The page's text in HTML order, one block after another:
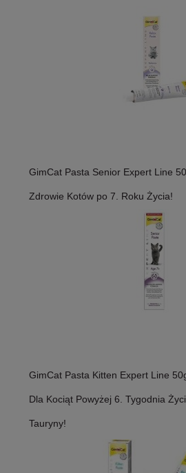
GimCat Pasta Senior Expert Line
Zdrowie Kotów po 7. Roku Życia!
GimCat Pasta Kitten Expert Line
Dla Kociąt Powyżej 6. Tygodnia
Tauryny!